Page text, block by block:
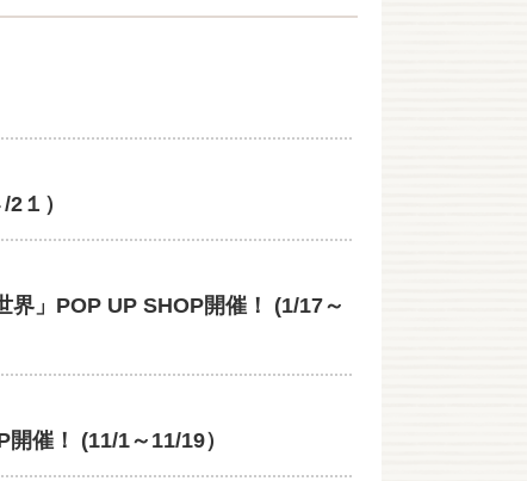
１）
」POP UP SHOP開催！ (1/17～
催！ (11/1～11/19）